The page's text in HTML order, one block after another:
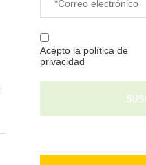
Acepto la política de
privacidad